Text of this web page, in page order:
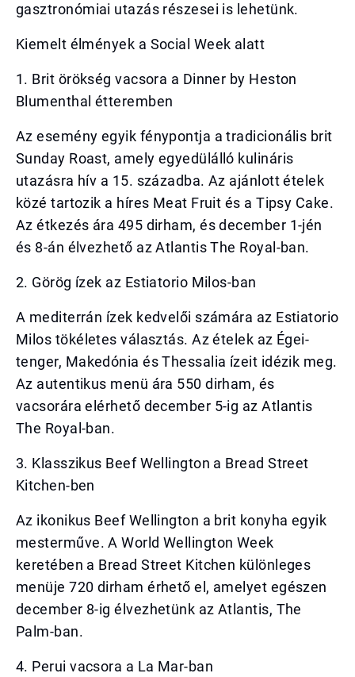
gasztronómiai utazás részesei is lehetünk.
Kiemelt élmények a Social Week alatt
1. Brit örökség vacsora a Dinner by Heston
Blumenthal étteremben
Az esemény egyik fénypontja a tradicionális brit
Sunday Roast, amely egyedülálló kulináris
utazásra hív a 15. századba. Az ajánlott ételek
közé tartozik a híres Meat Fruit és a Tipsy Cake.
Az étkezés ára 495 dirham, és december 1-jén
és 8-án élvezhető az Atlantis The Royal-ban.
2. Görög ízek az Estiatorio Milos-ban
A mediterrán ízek kedvelői számára az Estiatorio
Milos tökéletes választás. Az ételek az Égei-
tenger, Makedónia és Thessalia ízeit idézik meg.
Az autentikus menü ára 550 dirham, és
vacsorára elérhető december 5-ig az Atlantis
The Royal-ban.
3. Klasszikus Beef Wellington a Bread Street
Kitchen-ben
Az ikonikus Beef Wellington a brit konyha egyik
mesterműve. A World Wellington Week
keretében a Bread Street Kitchen különleges
menüje 720 dirham érhető el, amelyet egészen
december 8-ig élvezhetünk az Atlantis, The
Palm-ban.
4. Perui vacsora a La Mar-ban